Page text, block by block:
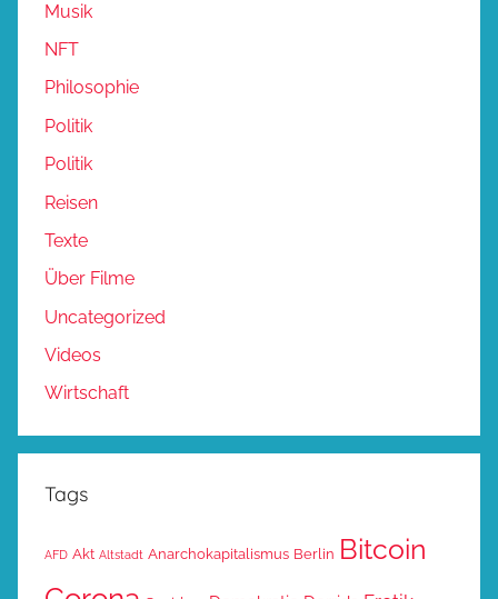
Musik
NFT
Philosophie
Politik
Politik
Reisen
Texte
Über Filme
Uncategorized
Videos
Wirtschaft
Tags
AFD Akt Altstadt Anarchokapitalismus Berlin Bitcoin